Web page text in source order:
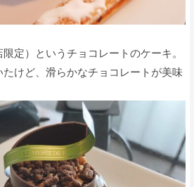
定）というチョコレートのケーキ。
けど、滑らかなチョコレートが美味